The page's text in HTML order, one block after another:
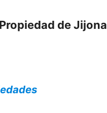
de Jijona